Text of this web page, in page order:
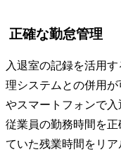
正確な勤怠管理
入退室の記録を活用
理システムとの併用
やスマートフォンで入
従業員の勤務時間を
ていた残業時間をリ